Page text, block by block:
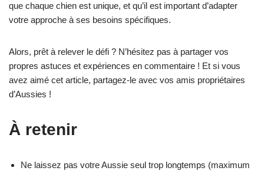
que chaque chien est unique, et qu’il est important d’adapter
votre approche à ses besoins spécifiques.
Alors, prêt à relever le défi ? N’hésitez pas à partager vos
propres astuces et expériences en commentaire ! Et si vous
avez aimé cet article, partagez-le avec vos amis propriétaires
d’Aussies !
À retenir
Ne laissez pas votre Aussie seul trop longtemps (maximum